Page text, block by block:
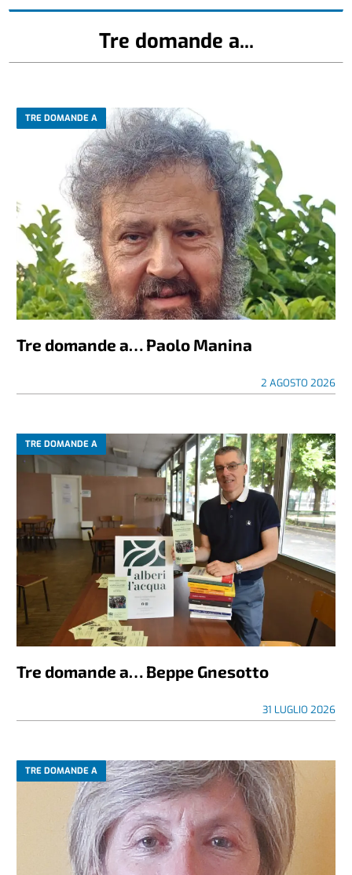
Tre domande a...
TRE DOMANDE A
Tre domande a… Paolo Manina
2 AGOSTO 2026
TRE DOMANDE A
Tre domande a… Beppe Gnesotto
31 LUGLIO 2026
TRE DOMANDE A